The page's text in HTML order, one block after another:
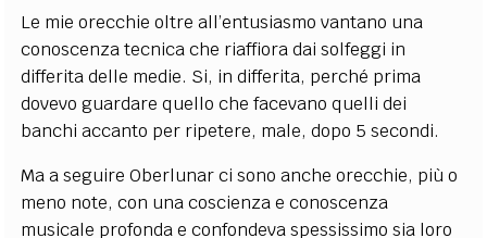
Le mie orecchie oltre all’entusiasmo vantano una
conoscenza tecnica che riaffiora dai solfeggi in
differita delle medie. Si, in differita, perché prima
dovevo guardare quello che facevano quelli dei
banchi accanto per ripetere, male, dopo 5 secondi.
Ma a seguire Oberlunar ci sono anche orecchie, più o
meno note, con una coscienza e conoscenza
musicale profonda e confondeva spessissimo sia loro